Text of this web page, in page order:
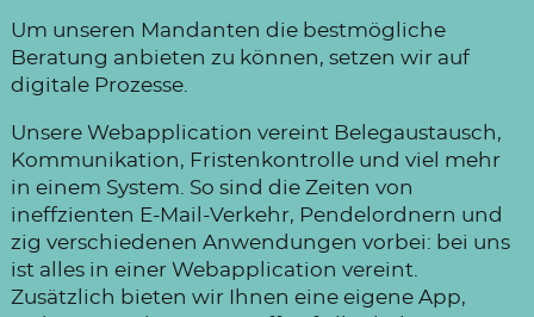
Um unseren Mandanten die bestmögliche
Beratung anbieten zu können, setzen wir auf
digitale Prozesse.
Unsere Webapplication vereint Belegaustausch,
Kommunikation, Fristenkontrolle und viel mehr
in einem System. So sind die Zeiten von
ineffzienten E-Mail-Verkehr, Pendelordnern und
zig verschiedenen Anwendungen vorbei: bei uns
ist alles in einer Webapplication vereint.
Zusätzlich bieten wir Ihnen eine eigene App,